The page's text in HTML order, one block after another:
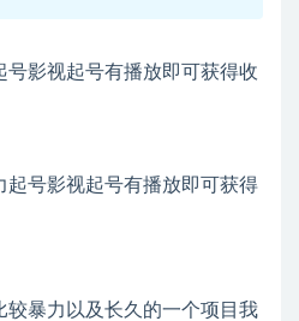
影视起号有播放即可获得收
较暴力以及长久的一个项目我